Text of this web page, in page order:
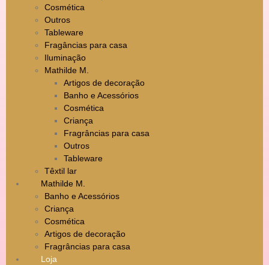
Cosmética
Outros
Tableware
Fragâncias para casa
Iluminação
Mathilde M.
Artigos de decoração
Banho e Acessórios
Cosmética
Criança
Fragrâncias para casa
Outros
Tableware
Têxtil lar
Mathilde M.
Banho e Acessórios
Criança
Cosmética
Artigos de decoração
Fragrâncias para casa
Loja